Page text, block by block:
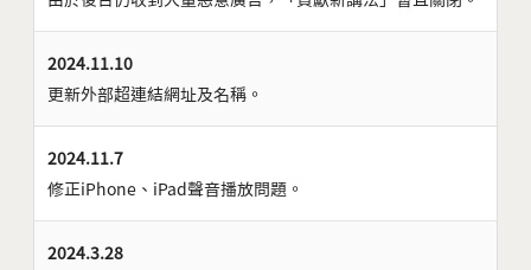
2024.11.10
更新外部超連結網址及名稱。
2024.11.7
修正iPhone、iPad聲音播放問題。
2024.3.28